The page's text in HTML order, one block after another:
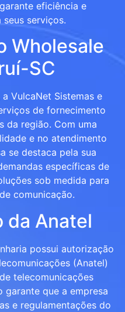
eficiência e
serviços.
Wholesale
SC
VulcaNet Sistemas e
de fornecimento
da região. Com uma
e no atendimento
se destaca pela sua
específicas de
sob medida para
comunicação.
da Anatel
possui autorização
(Anatel)
telecomunicações
garante que a empresa
e regulamentações do